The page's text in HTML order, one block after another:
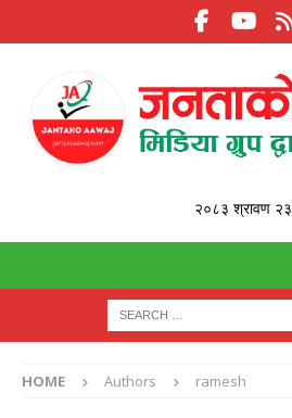
२०८३ श्रावण २३
HOME Authors ramesh